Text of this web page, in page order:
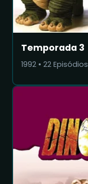
Temporada 3
1992 • 22 Episódios